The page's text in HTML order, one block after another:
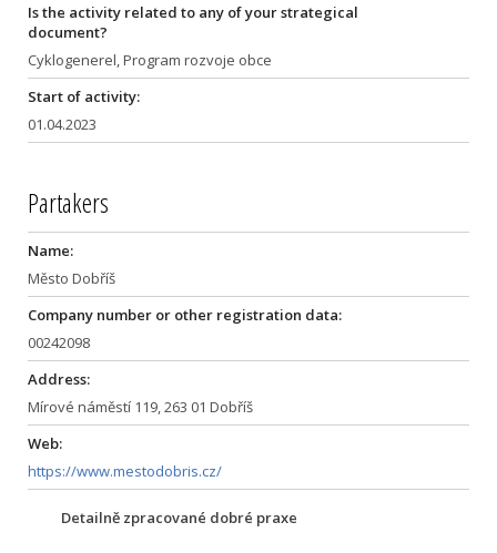
Is the activity related to any of your strategical
document?
Cyklogenerel, Program rozvoje obce
Start of activity:
01.04.2023
Partakers
Name:
Město Dobříš
Company number or other registration data:
00242098
Address:
Mírové náměstí 119, 263 01 Dobříš
Web:
https://www.mestodobris.cz/
Detailně zpracované dobré praxe